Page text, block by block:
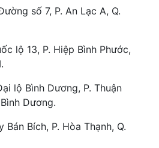
số 7, P. An Lạc A, Q.
lộ 13, P. Hiệp Bình Phước,
lộ Bình Dương, P. Thuận
Dương.
Bán Bích, P. Hòa Thạnh, Q.